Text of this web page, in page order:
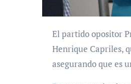
El partido opositor Primero Justicia (PJ) criticó el miércoles unas recientes declaraciones de
Henrique Capriles,
asegurando que es